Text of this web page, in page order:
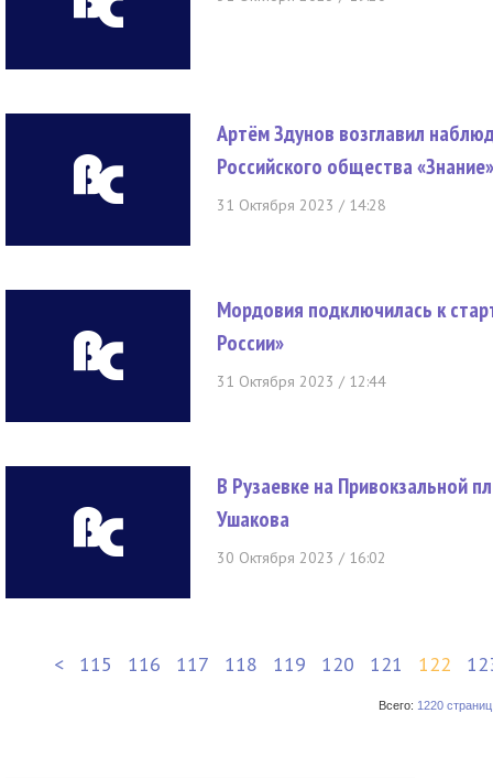
Артём Здунов возглавил
Российского общества «Знание»
31 Октября 2023 / 14:28
Мордовия подключилась к
России»
31 Октября 2023 / 12:44
В Рузаевке на Привокзальной
Ушакова
30 Октября 2023 / 16:02
< 115 116 117 118 119 120 121 122
Всего: 1220 страниц